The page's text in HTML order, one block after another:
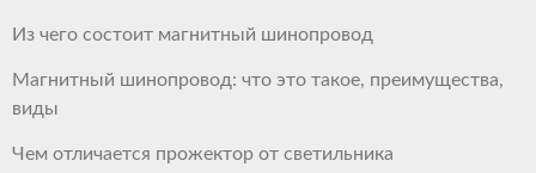
Из чего состоит магнитный шинопровод
Магнитный шинопровод: что это такое, преимущества,
виды
Чем отличается прожектор от светильника